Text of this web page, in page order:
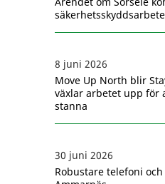
8 juni 2026
Move Up North blir
växlar arbetet upp för
stanna
30 juni 2026
Robustare telefoni